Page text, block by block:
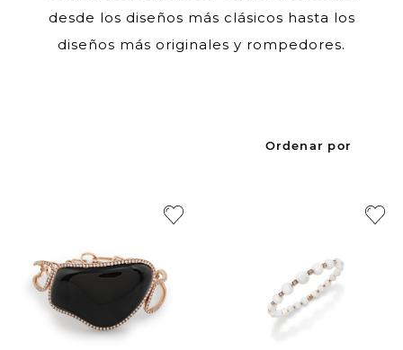
desde los diseños más clásicos hasta los
diseños más originales y rompedores.
Ordenar por